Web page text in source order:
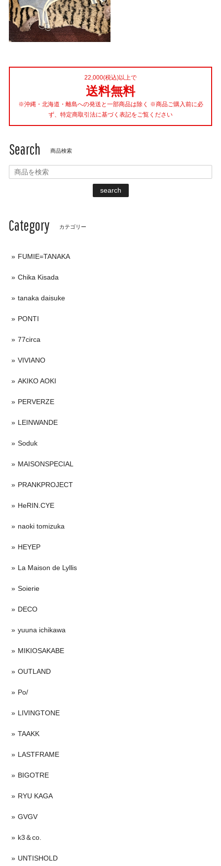
22,000(税込)以上で
送料無料
※沖縄・北海道・離島への発送と一部商品は除く ※商品ご購入前に必
ず、特定商取引法に基づく表記をご覧ください
Search 商品検索
search
Category カテゴリー
FUMIE=TANAKA
Chika Kisada
tanaka daisuke
PONTI
77circa
VIVIANO
AKIKO AOKI
PERVERZE
LEINWANDE
Soduk
MAISONSPECIAL
PRANKPROJECT
HeRIN.CYE
naoki tomizuka
HEYEP
La Maison de Lyllis
Soierie
DECO
yuuna ichikawa
MIKIOSAKABE
OUTLAND
Po/
LIVINGTONE
TAAKK
LASTFRAME
BIGOTRE
RYU KAGA
GVGV
k3＆co.
UNTISHOLD